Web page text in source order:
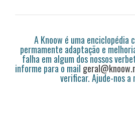
A Knoow é uma enciclopédia
permamente adaptação e
falha em algum dos nossos
informe para o mail
verificar. Ajude-nos a